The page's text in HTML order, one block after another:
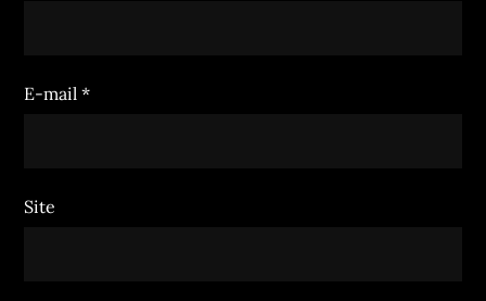
E-mail*
Site